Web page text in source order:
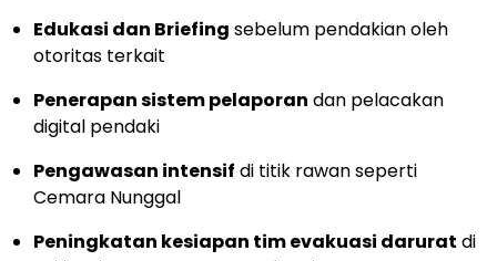
Edukasi dan Briefing sebelum pendakian oleh
otoritas terkait
Penerapan sistem pelaporan dan pelacakan
digital pendaki
Pengawasan intensif di titik rawan seperti
Cemara Nunggal
Peningkatan kesiapan tim evakuasi darurat di